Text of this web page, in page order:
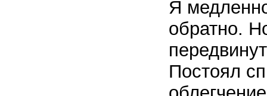
Я
обратно.
Постоял